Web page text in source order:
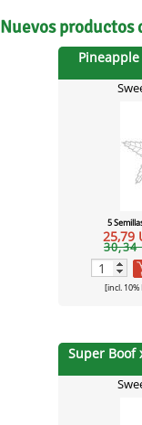
Nuevos productos
Pineapple
5
25,79
30,34
[incl. 10%
Super Boof